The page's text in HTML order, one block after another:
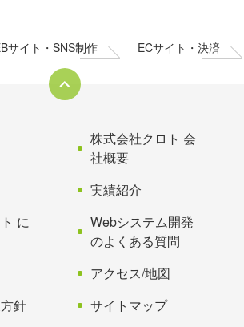
サイト・SNS制作 ECサイト・決済
株式会社クロト 会
社概要
実績紹介
に
Webシステム開発
のよくある質問
アクセス/地図
針
サイトマップ